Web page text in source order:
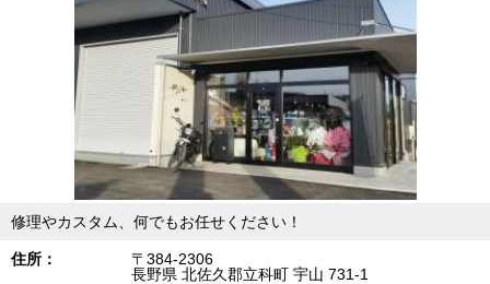
修理やカスタム、何でもお任せください！
住所：
〒384-2306
長野県 北佐久郡立科町 宇山 731-1